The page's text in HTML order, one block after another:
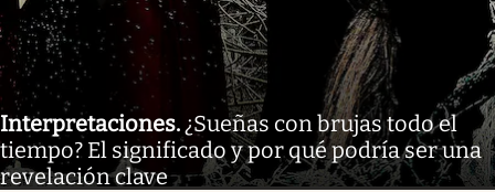
Interpretaciones. ¿Sueñas con brujas todo el
tiempo? El significado y por qué podría ser una
revelación clave